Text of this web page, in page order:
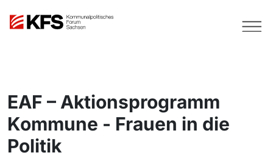
EAF – Aktionsprogramm
Kommune - Frauen in die
Politik